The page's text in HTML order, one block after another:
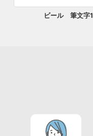
ビール 筆文字1